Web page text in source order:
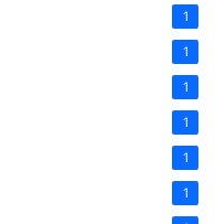
1
1
1
1
1
1